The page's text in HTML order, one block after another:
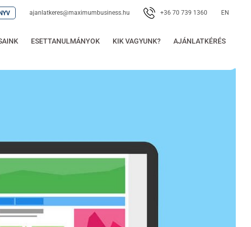
ajanlatkeres@maximumbusiness.hu +36 70 739 1360 EN
ESETTANULMÁNYOK KIK VAGYUNK? AJÁNLATKÉRÉS